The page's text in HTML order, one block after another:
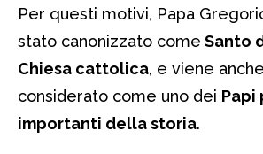
Per questi motivi, Papa
stato canonizzato come Santo
Chiesa cattolica, e viene anche
considerato come uno dei Papi
importanti della storia.